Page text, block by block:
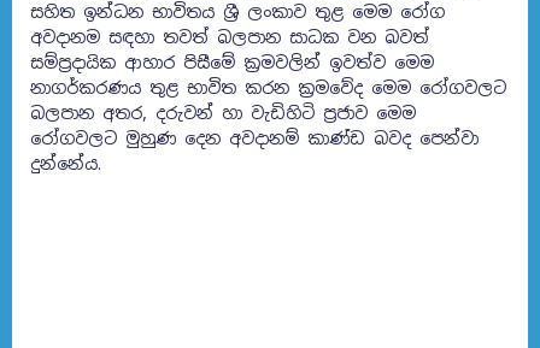
සහිත ඉන්ධන භාවිතය ශ්‍රී ලංකාව තුළ මෙම රෝග
අවදානම සඳහා තවත් බලපාන සාධක වන බවත්
සම්ප්‍රදායික ආහාර පිසීමේ ක්‍රමවලින් ඉවත්ව මෙම
නාගර්කරණය තුළ භාවිත කරන ක්‍රමවේද මෙම රෝගවලට
බලපාන අතර, දරුවන් හා වැඩිහිටි ප්‍රජාව මෙම
රෝගවලට මුහුණ දෙන අවදානම් කාණ්ඩ බවද පෙන්වා
දුන්නේය.